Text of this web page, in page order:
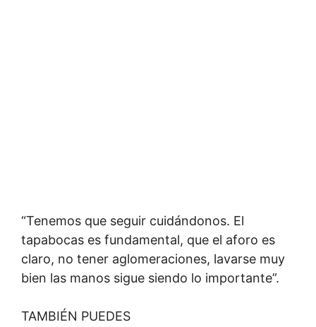
“Tenemos que seguir cuidándonos. El
tapabocas es fundamental, que el aforo es
claro, no tener aglomeraciones, lavarse muy
bien las manos sigue siendo lo importante”.
TAMBIÉN PUEDES